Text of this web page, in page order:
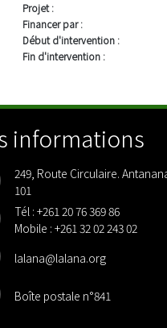
Projet :
Financer par :
Début d'intervention :
Fin d'intervention :
informations
249, Route Circulaire.
101
Tél : +261 20 76 369 86
Mobile : +261 32 02 243 02
lalana@lalana.org
Boîte postale n°841